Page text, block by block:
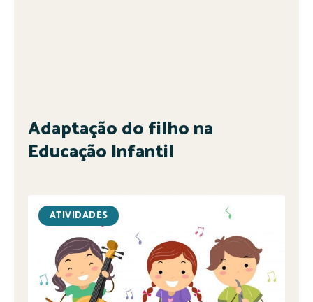
Adaptação do filho na
Educação Infantil
ATIVIDADES